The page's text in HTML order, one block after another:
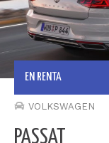
EN RENTA
VOLKSWAGEN
PASSAT